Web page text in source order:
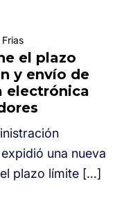
el plazo
y envío de
electrónica
una nueva
plazo límite […]